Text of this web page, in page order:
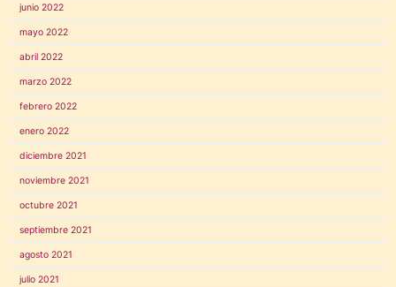
junio 2022
mayo 2022
abril 2022
marzo 2022
febrero 2022
enero 2022
diciembre 2021
noviembre 2021
octubre 2021
septiembre 2021
agosto 2021
julio 2021